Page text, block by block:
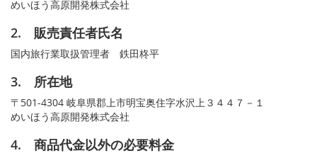
めいほう高原開発株式会社
2. 販売責任者氏名
国内旅行業取扱管理者 鉄田柊平
3. 所在地
〒501-4304 岐阜県郡上市明宝奥住字水沢上３４４７－１
めいほう高原開発株式会社
4. 商品代金以外の必要料金